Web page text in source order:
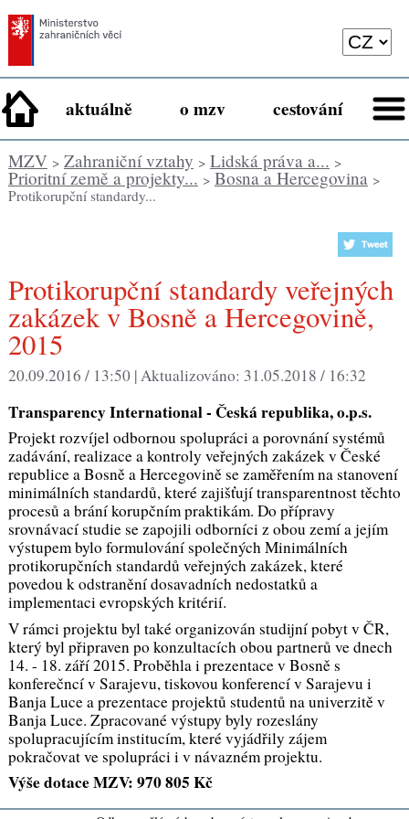
aktuálně o mzv cestování
MZV> Zahraniční vztahy > Lidská práva a... >
Prioritní země a projekty... > Bosna a Hercegovina>
Protikorupční standardy...
Protikorupční standardy veřejných
zakázek v Bosně a Hercegovině,
2015
20.09.2016 / 13:50 |Aktualizováno: 31.05.2018 / 16:32
Transparency International - Česká republika, o.p.s.
Projekt rozvíjel odbornou spolupráci a porovnání systémů
zadávání, realizace a kontroly veřejných zakázek v České
republice a Bosně a Hercegovině se zaměřením na stanovení
minimálních standardů, které zajišťují transparentnost těchto
procesů a brání korupčním praktikám. Do přípravy
srovnávací studie se zapojili odborníci z obou zemí a jejím
výstupem bylo formulování společnýchMinimálních
protikorupčních standardů veřejných zakázek, které
povedou k odstranění dosavadních nedostatků a
implementaci evropských kritérií.
V rámci projektu byl také organizován studijní pobyt v ČR,
který byl připraven po konzultacích obou partnerů ve dnech
14. - 18. září 2015. Proběhla i prezentace v Bosně s
konferečncí v Sarajevu, tiskovou konferencí v Sarajevu i
Banja Luce a prezentace projektů studentů na univerzitě v
Banja Luce. Zpracované výstupy byly rozeslány
spolupracujícím institucím, které vyjádřily zájem
pokračovat ve spolupráci i v návazném projektu.
Výše dotace MZV: 970 805 Kč